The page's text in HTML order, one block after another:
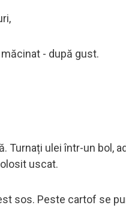
- după gust.
Turnați ulei într-un bol,
uscat.
sos. Peste cartof se